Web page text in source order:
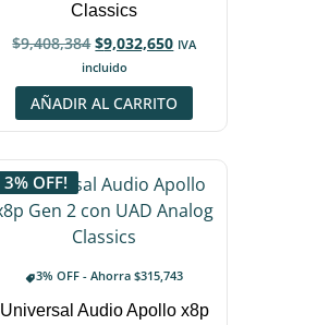
Classics
$9,408,384 $9,032,650 IVA
incluido
AÑADIR AL CARRITO
3% OFF!
3% OFF - Ahorra$315,743
Universal Audio Apollo x8p